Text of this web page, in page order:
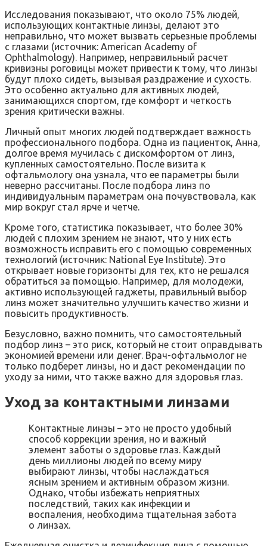
Исследования показывают, что около 75% людей,
использующих контактные линзы, делают это
неправильно, что может вызвать серьезные проблемы
с глазами (источник: American Academy of
Ophthalmology). Например, неправильный расчет
кривизны роговицы может привести к тому, что линзы
будут плохо сидеть, вызывая раздражение и сухость.
Это особенно актуально для активных людей,
занимающихся спортом, где комфорт и четкость
зрения критически важны.
Личный опыт многих людей подтверждает важность
профессионального подбора. Одна из пациенток, Анна,
долгое время мучилась с дискомфортом от линз,
купленных самостоятельно. После визита к
офтальмологу она узнала, что ее параметры были
неверно рассчитаны. После подбора линз по
индивидуальным параметрам она почувствовала, как
мир вокруг стал ярче и четче.
Кроме того, статистика показывает, что более 30%
людей с плохим зрением не знают, что у них есть
возможность исправить его с помощью современных
технологий (источник: National Eye Institute). Это
открывает новые горизонты для тех, кто не решался
обратиться за помощью. Например, для молодежи,
активно использующей гаджеты, правильный выбор
линз может значительно улучшить качество жизни и
повысить продуктивность.
Безусловно, важно помнить, что самостоятельный
подбор линз – это риск, который не стоит оправдывать
экономией времени или денег. Врач-офтальмолог не
только подберет линзы, но и даст рекомендации по
уходу за ними, что также важно для здоровья глаз.
Уход за контактными линзами
Контактные линзы – это не просто удобный
способ коррекции зрения, но и важный
элемент заботы о здоровье глаз. Каждый
день миллионы людей по всему миру
выбирают линзы, чтобы наслаждаться
ясным зрением и активным образом жизни.
Однако, чтобы избежать неприятных
последствий, таких как инфекции и
воспаления, необходима тщательная забота
о линзах.